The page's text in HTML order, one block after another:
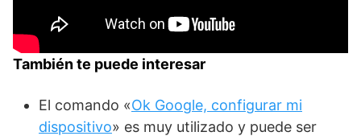
También te puede interesar
El comando «Ok Google, configurar mi
dispositivo» es muy utilizado y puede ser